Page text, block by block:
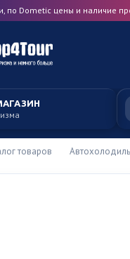
по Dometic цены и наличие
товаров